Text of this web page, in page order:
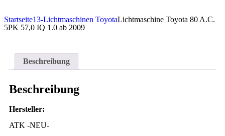
Startseite13-Lichtmaschinen ToyotaLichtmaschine Toyota 80 A.C.
5PK 57,0 IQ 1.0 ab 2009
Beschreibung
Beschreibung
Hersteller:
ATK -NEU-